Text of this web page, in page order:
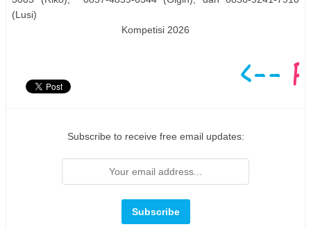
(Lusi)
Kompetisi 2026
Subscribe to receive free email updates: